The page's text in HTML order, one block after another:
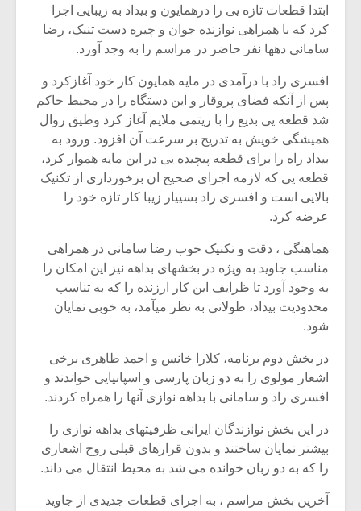
ابتدا قطعات تازه یی را درهمایون و بیداد به زیبایی اجرا
کرد که با همراهی نوازنده جوان و چیره دست تنبک، رضا
سامانی دهها نفر حاضر در مراسم را به وجد آورد.
افسری راد با درآمدی در مایه همایون کار خود آغازکرد و
پس از آنکه فضای پروقار و این دستگاه را در محیط حاکم
شد قطعه یی بدیع را با ریتمی ملایم آغاز کرد وطیق روال
همیشگی خویش به تدریج بر سرعت آن افزود. ورود به
بیداد راه را برای قطعه پیچیده یی در این مایه هموار کرد،
قطعه یی که لازمه اجرای صحیح ان برخورداری از تکنیک
بالایی است و افسری راد بسییار زیبا کار تازه خود را
عرضه کرد.
هماهنگی ، دقت و تکنیک خوب رضا سامانی در همراهی
مناسب جاوید به ویژه در بخشهای بداهه نیز این امکان را
به وجود آورد تا ظرایف این کار ارزنده را که به تناسب
محدودیت بیداد، طولانی به نظر میآمد، به خوبی نمایان
شود.
در بخش دوم برنامه، کلارا خانس و احمد طاهری برخی
اشعار مولوی را به دو زبان پارسی و اسپانیایی خواندند و
افسری راد و سامانی با بداهه نوازی آنها را همراه کردند.
در این بخش نوازندگان ایرانی ظرفیتهای بداهه نوازی را
بیشتر نمایان ساختند و بدون قرارهای قبلی روح اشعاری
را که به دو زبان خوانده می شد به محیط انتقال می داند.
آخرین بخش مراسم ، به اجرای قطعات جدیدی از جاوید
میکلوش روژا
یادداشتی بر موسیقی
متن فیلم «متری
شیش و نیم»
اگر نمی توانی
مشهورترین باشی،
بدنام ترین باش
دوره
موسیقی
موسیقی
سکانسی